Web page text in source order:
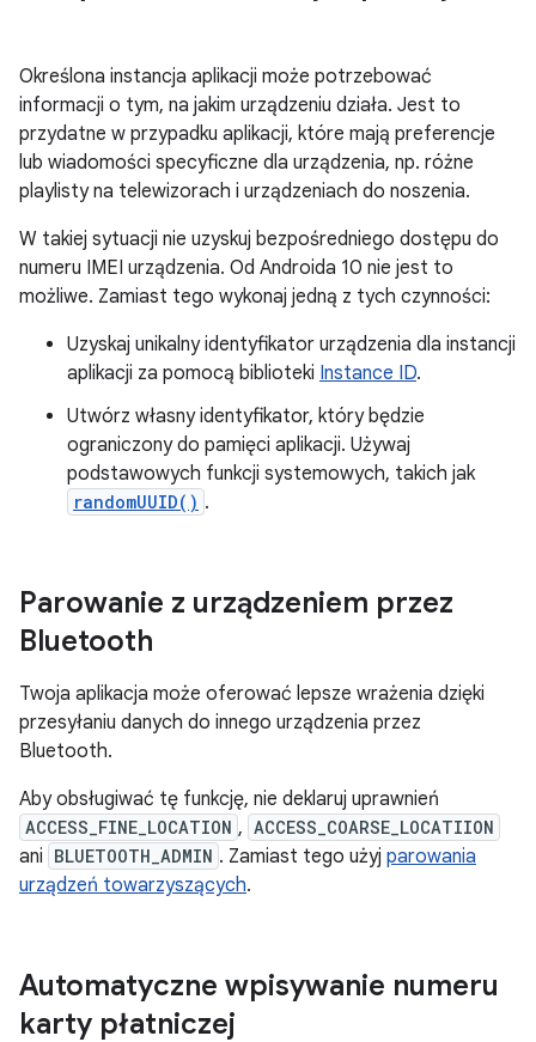
Określona instancja aplikacji może potrzebować
informacji o tym, na jakim urządzeniu działa. Jest to
przydatne w przypadku aplikacji, które mają preferencje
lub wiadomości specyficzne dla urządzenia, np. różne
playlisty na telewizorach i urządzeniach do noszenia.
W takiej sytuacji nie uzyskuj bezpośredniego dostępu do
numeru IMEI urządzenia. Od Androida 10 nie jest to
możliwe. Zamiast tego wykonaj jedną z tych czynności:
Uzyskaj unikalny identyfikator urządzenia dla instancji
aplikacji za pomocą biblioteki Instance ID.
Utwórz własny identyfikator, który będzie
ograniczony do pamięci aplikacji. Używaj
podstawowych funkcji systemowych, takich jak
randomUUID() .
Parowanie z urządzeniem przez
Bluetooth
Twoja aplikacja może oferować lepsze wrażenia dzięki
przesyłaniu danych do innego urządzenia przez
Bluetooth.
Aby obsługiwać tę funkcję, nie deklaruj uprawnień
ACCESS_FINE_LOCATION , ACCESS_COARSE_LOCATIION
ani BLUETOOTH_ADMIN . Zamiast tego użyj parowania
urządzeń towarzyszących.
Automatyczne wpisywanie numeru
karty płatniczej